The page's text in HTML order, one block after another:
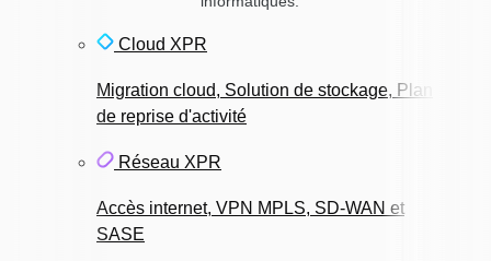
Cloud XPR
Migration cloud, Solution de stockage, Plan
de reprise d'activité
Réseau XPR
Accès internet, VPN MPLS, SD-WAN et
SASE